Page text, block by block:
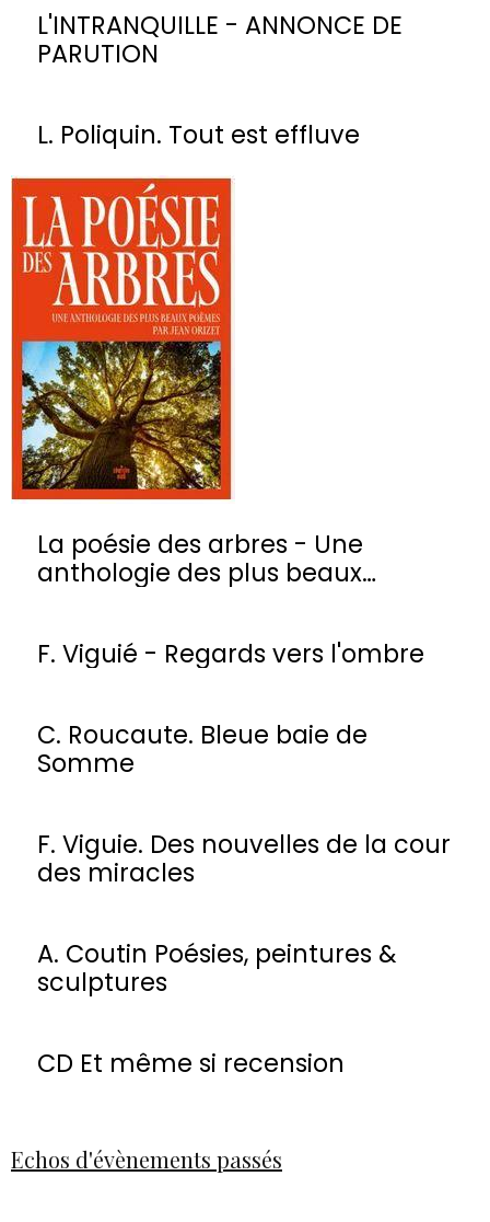
L'INTRANQUILLE - ANNONCE DE
PARUTION
L. Poliquin. Tout est effluve
La poésie des arbres - Une
anthologie des plus beaux
F. Viguié - Regards vers l'ombre
C. Roucaute. Bleue baie de
Somme
F. Viguie. Des nouvelles de la cour
des miracles
A. Coutin Poésies, peintures &
sculptures
CD Et même si recension
Echos d'évènements passés